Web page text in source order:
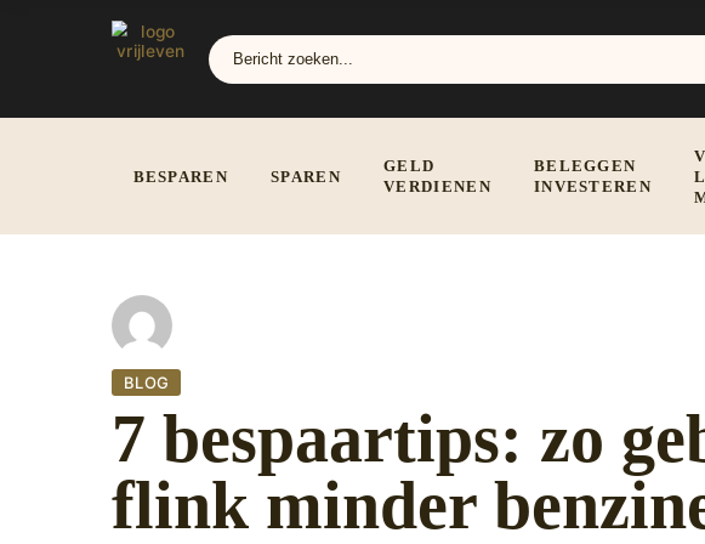
BESPAREN SPAREN
GELD
VERDIENEN
BELEGGEN
INVESTEREN
BLOG
7 bespaartips: zo
flink minder